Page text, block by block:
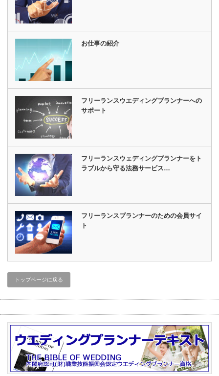
お仕事の紹介
フリーランスウエディングプランナーへの
サポート
フリーランスウェディングプランナーをト
ラブルから守る法務サービス…
フリーランスプランナーのための会員サイ
ト
トップページに戻る